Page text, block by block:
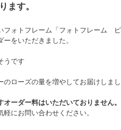
ます。
フォトフレーム「フォトフレーム
をいただきました。
うです
ローズの量を増やしてお届けしまし
ーダー料はいただいておりません。
にお問い合わせください。